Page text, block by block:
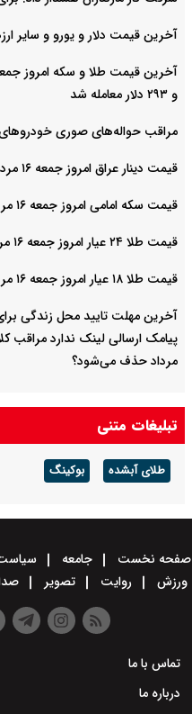
آخرین قیمت دلار و یورو و سایر ارزها امروز
و ٢٩٣ دلار معامله شد
مراقب حواله‌های صوری خودروهای
قیمت دینار عراق امروز جمعه ۱۶ مرداد ۱۴۰۵ اعلام شد + جدول
قیمت سکه امامی امروز جمعه ۱۶ مرداد ۱۴۰۵ اعلام شد/ کاهش قیمت سکه
قیمت طلا ۲۴ عیار امروز جمعه ۱۶ مرداد ۱۴۰۵/ صعود طلا ادامه‌دار شد
قیمت طلا ۱۸ عیار امروز جمعه ۱۶ مرداد ۱۴۰۵ اعلام شد/ طلا بر مدار صعود
آخرین مهلت تایید محل زندگی
پیامک ارسالی لینک ندارد مراقب
مرداد حذف می‌شود؟
تبلیغات متنی
طلای آبشده بوکینگ
صفحه نخست جامعه
ورزش
روایت تصویر
تماس با ما
درباره ما